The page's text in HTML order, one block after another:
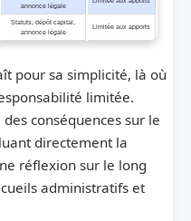
annonce légale
Statuts, dépôt capital,
annonce légale
Limitée aux apports
pour sa simplicité, là où
limitée.
conséquences sur le
directement la
réflexion sur le long
administratifs et